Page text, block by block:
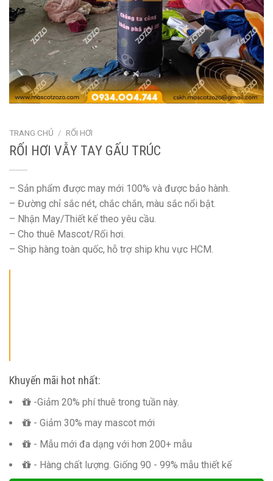
TRANG CHỦ / RỐI HƠI
RỐI HƠI VẪY TAY GẤU TRÚC
– Sản phẩm được may mới 100% và được bảo hành.
– Đường chỉ sắc nét, chắc chắn, màu sắc nổi bật.
– Nhận May/Thiết kế theo yêu cầu.
– Cho thuê Mascot/Rối hơi.
– Ship hàng toàn quốc, hỗ trợ ship khu vực HCM.
Khuyến mãi hot nhất:
-Giảm 20% phí thuê trong tuần này.
- Giảm 30% may mascot mới
- Mẫu mới đa dạng với hơn 200+ mẫu
- Hàng chất lượng. Giống 90 - 99% mẫu thiết kế